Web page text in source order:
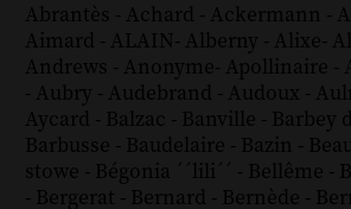
Abrantès - Achard - Ackermann -
Aimard - ALAIN- Alberny - Alixe-
Andrews - Anonyme- Apollinaire -
- Aubry - Audebrand - Audoux -
Aycard - Balzac - Banville - Barbey
Barbusse - Baudelaire - Bazin -
stowe - Bégonia ´´lili´´ - Bellême -
- Bergerat - Bernard - Bernède -